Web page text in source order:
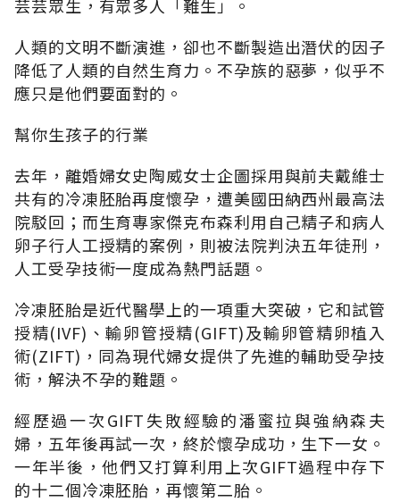
芸芸眾生，有眾多人「難生」。
人類的文明不斷演進，卻也不斷製造出潛伏的因子
降低了人類的自然生育力。不孕族的惡夢，似乎不
應只是他們要面對的。
幫你生孩子的行業
去年，離婚婦女史陶威女士企圖採用與前夫戴維士
共有的冷凍胚胎再度懷孕，遭美國田納西州最高法
院駁回；而生育專家傑克布森利用自己精子和病人
卵子行人工授精的案例，則被法院判決五年徒刑，
人工受孕技術一度成為熱門話題。
冷凍胚胎是近代醫學上的一項重大突破，它和試管
授精(IVF)、輸卵管授精(GIFT)及輸卵管精卵植入
術(ZIFT)，同為現代婦女提供了先進的輔助受孕技
術，解決不孕的難題。
經歷過一次GIFT失敗經驗的潘蜜拉與強納森夫
婦，五年後再試一次，終於懷孕成功，生下一女。
一年半後，他們又打算利用上次GIFT過程中存下
的十二個冷凍胚胎，再懷第二胎。